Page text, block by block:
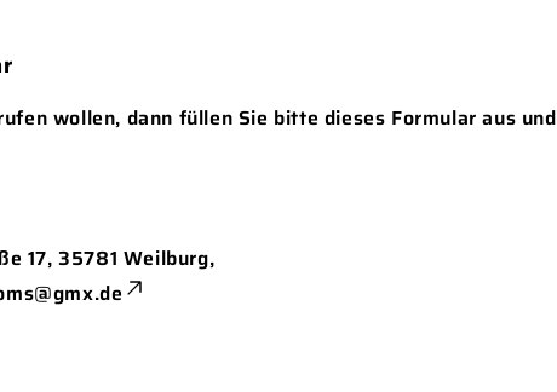
wollen, dann füllen Sie bitte dieses Formular aus und
17, 35781 Weilburg,